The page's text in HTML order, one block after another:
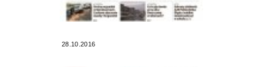
28.10.2016